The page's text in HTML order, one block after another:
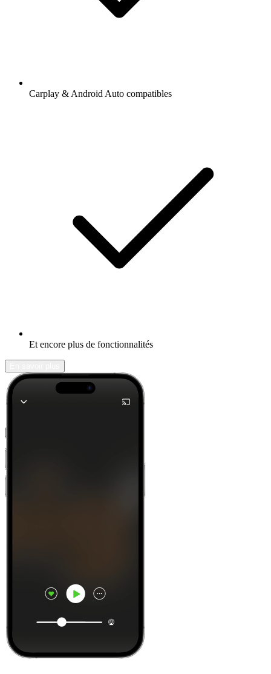
Carplay & Android Auto compatibles
Et encore plus de fonctionnalités